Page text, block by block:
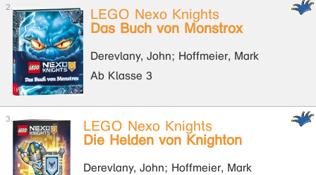
LEGO Nexo Knights
Das Buch von Monstrox
Derevlany, John; Hoffmeier, Mark
Ab Klasse 3
LEGO Nexo Knights
Die Helden von Knighton
Derevlany, John; Hoffmeier, Mark